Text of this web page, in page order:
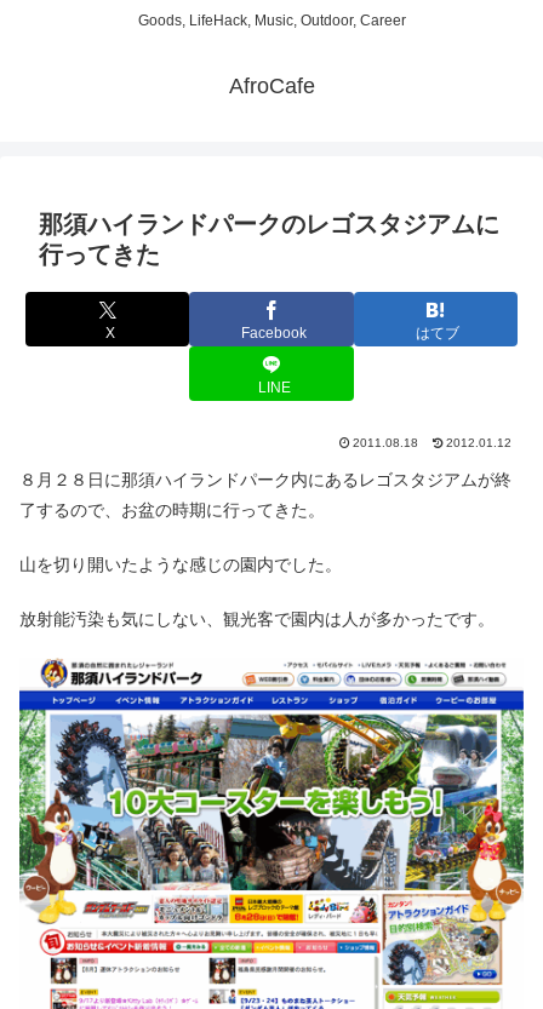
Goods, LifeHack, Music, Outdoor, Career
AfroCafe
那須ハイランドパークのレゴスタジアムに
行ってきた
X Facebook はてブ
LINE
2011.08.18 2012.01.12
８月２８日に那須ハイランドパーク内にあるレゴスタジアムが終
了するので、お盆の時期に行ってきた。
山を切り開いたような感じの園内でした。
放射能汚染も気にしない、観光客で園内は人が多かったです。